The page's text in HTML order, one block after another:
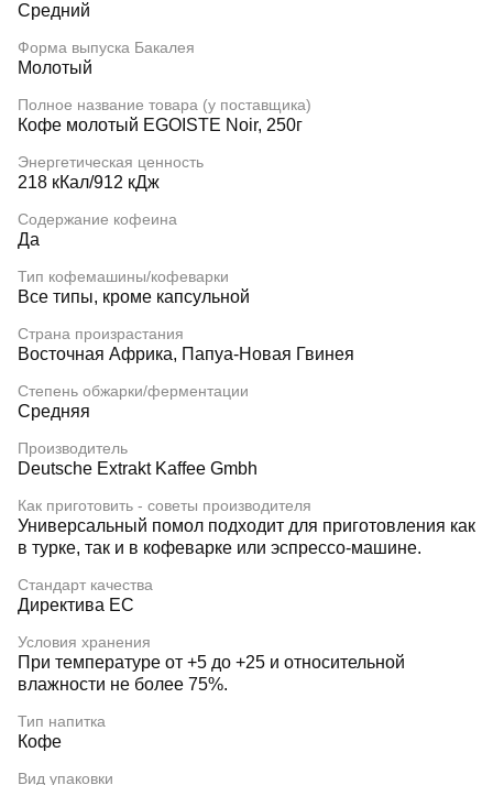
Средний
Форма выпуска Бакалея
Молотый
Полное название товара (у поставщика)
Кофе молотый EGOISTE Noir, 250г
Энергетическая ценность
218 кКал/912 кДж
Содержание кофеина
Да
Тип кофемашины/кофеварки
Все типы, кроме капсульной
Страна произрастания
Восточная Африка, Папуа-Новая Гвинея
Степень обжарки/ферментации
Средняя
Производитель
Deutsche Extrakt Kaffee Gmbh
Как приготовить - советы производителя
Универсальный помол подходит для приготовления как
в турке, так и в кофеварке или эспрессо-машине.
Стандарт качества
Директива ЕС
Условия хранения
При температуре от +5 до +25 и относительной
влажности не более 75%.
Тип напитка
Кофе
Вид упаковки